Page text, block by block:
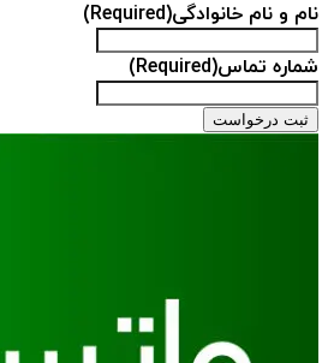
نام و نام خانوادگی(Required)
شماره تماس(Required)